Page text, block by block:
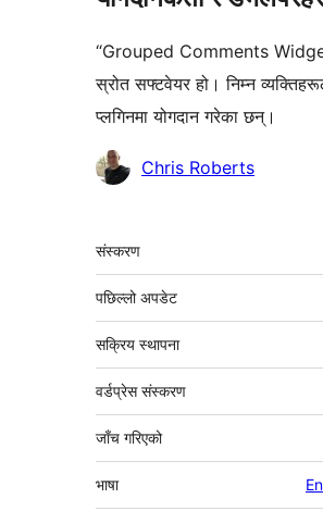
“Grouped Comments
स्रोत सफ्टवेयर हो। निम्न
प्लगिनमा योगदान गरेका छन्।
योगदानकर्ताहरूChris Roberts
मेटा
संस्करण
पछिल्लो अपडेट
सक्रिय स्थापना
वर्डप्रेस संस्करण
जाँच गरिएको
भाषा